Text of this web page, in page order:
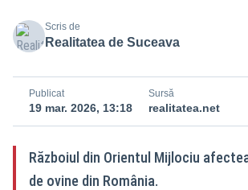
Scris de
Realitatea de Suceava
Publicat
19 mar. 2026, 13:18
Sursă
realitatea.net
Războiul din Orientul Mijlociu
de ovine din România.